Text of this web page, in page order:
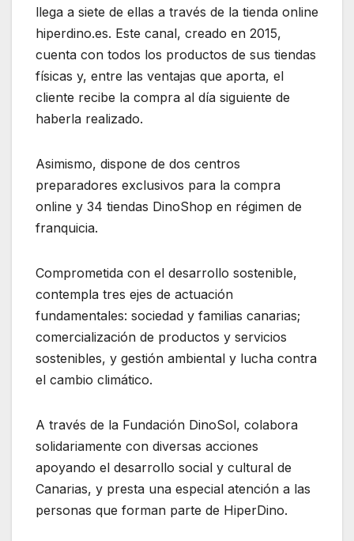
llega a siete de ellas a través de la tienda online
hiperdino.es. Este canal, creado en 2015,
cuenta con todos los productos de sus tiendas
físicas y, entre las ventajas que aporta, el
cliente recibe la compra al día siguiente de
haberla realizado.
Asimismo, dispone de dos centros
preparadores exclusivos para la compra
online y 34 tiendas DinoShop en régimen de
franquicia.
Comprometida con el desarrollo sostenible,
contempla tres ejes de actuación
fundamentales: sociedad y familias canarias;
comercialización de productos y servicios
sostenibles, y gestión ambiental y lucha contra
el cambio climático.
A través de la Fundación DinoSol, colabora
solidariamente con diversas acciones
apoyando el desarrollo social y cultural de
Canarias, y presta una especial atención a las
personas que forman parte de HiperDino.